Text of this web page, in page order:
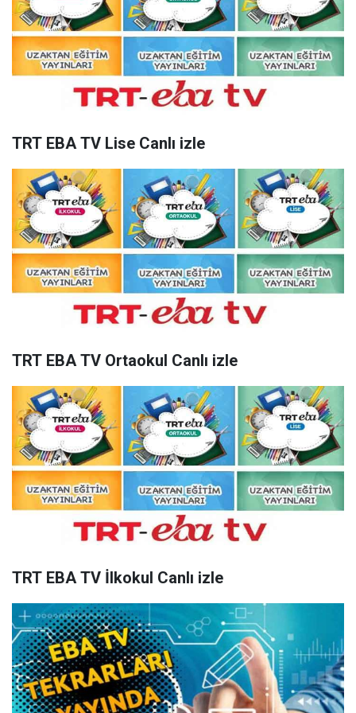
TRT EBA TV Lise Canlı izle
TRT EBA TV Ortaokul Canlı izle
TRT EBA TV İlkokul Canlı izle